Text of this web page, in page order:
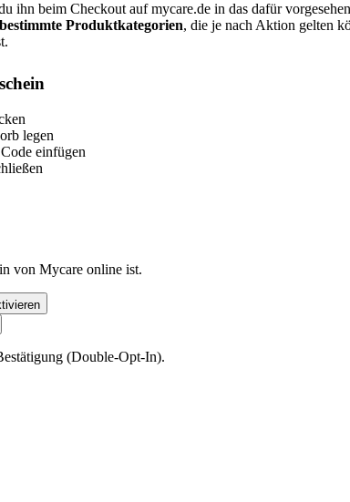
ihn beim Checkout auf mycare.de in das dafür
Produktkategorien, die je nach Aktion gelten
legen
einfügen
von Mycare online ist.
(Double-Opt-In).